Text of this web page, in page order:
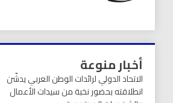
أخبار منوعة
الاتحاد الدولي لرائدات الوطن العربي يدشّن
انطلاقته بحضور نخبة من سيدات الأعمال